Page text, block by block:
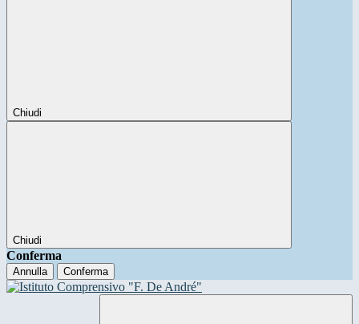
Chiudi
Chiudi
Conferma
Annulla Conferma